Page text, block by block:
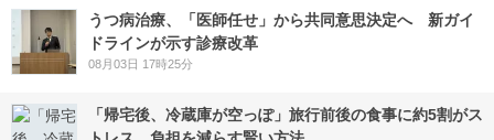
うつ病治療、「医師任せ」から共同意思決定へ 新ガイ
ドラインが示す診療改革
08月03日 17時25分
「帰宅後、冷蔵庫が空っぽ」旅行前後の食事に約5割がス